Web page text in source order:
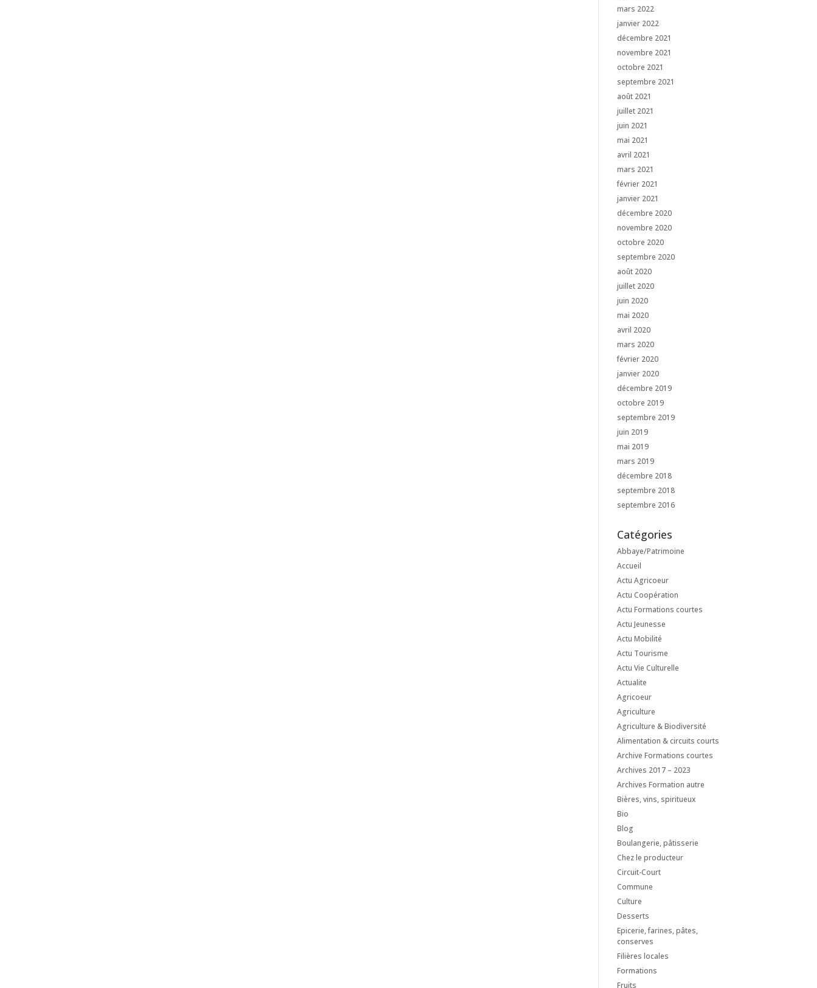
mars 2022
janvier 2022
décembre 2021
novembre 2021
octobre 2021
septembre 2021
août 2021
juillet 2021
juin 2021
mai 2021
avril 2021
mars 2021
février 2021
janvier 2021
décembre 2020
novembre 2020
octobre 2020
septembre 2020
août 2020
juillet 2020
juin 2020
mai 2020
avril 2020
mars 2020
février 2020
janvier 2020
décembre 2019
octobre 2019
septembre 2019
juin 2019
mai 2019
mars 2019
décembre 2018
septembre 2018
septembre 2016
Catégories
Abbaye/Patrimoine
Accueil
Actu Agricoeur
Actu Coopération
Actu Formations courtes
Actu Jeunesse
Actu Mobilité
Actu Tourisme
Actu Vie Culturelle
Actualite
Agricoeur
Agriculture
Agriculture & Biodiversité
Alimentation & circuits courts
Archive Formations courtes
Archives 2017 – 2023
Archives Formation autre
Bières, vins, spiritueux
Bio
Blog
Boulangerie, pâtisserie
Chez le producteur
Circuit-Court
Commune
Culture
Desserts
Epicerie, farines, pâtes,
conserves
Filières locales
Formations
Fruits